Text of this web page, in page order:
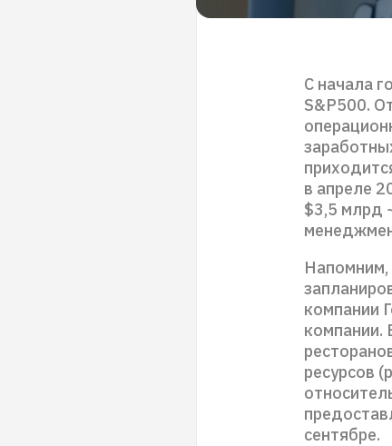
С начала
S&P500.
в апреле
$3,5 млрд
Напомним,
компании
компании.
ресурсов
сентябре.